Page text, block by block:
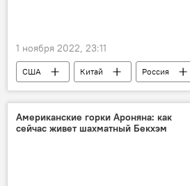
1 ноября 2022, 23:11
США Китай
Россия
оружие
Пентагон
Американские горки Ароняна: как
сейчас живет шахматный Бекхэм